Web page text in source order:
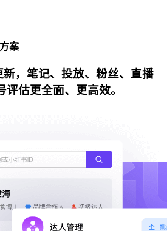
案
，笔记、投放、粉丝、直播
估更全面、更高效。